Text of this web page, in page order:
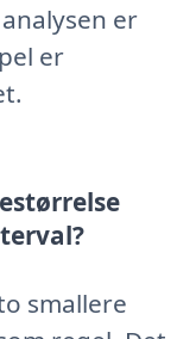
er
er
smallere